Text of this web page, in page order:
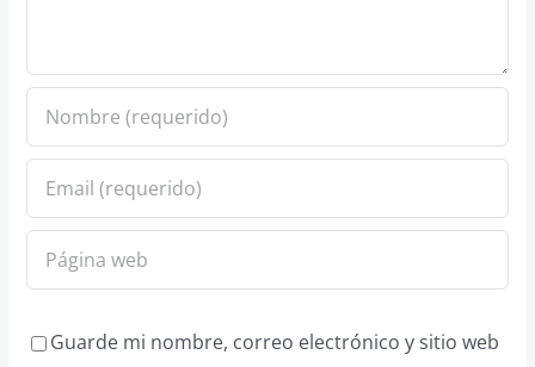
Guarde mi nombre, correo electrónico y sitio web